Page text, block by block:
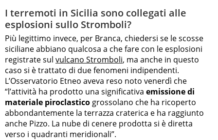
I terremoti in Sicilia sono collegati alle
esplosioni sullo Stromboli?
Più legittimo invece, per Branca, chiedersi se le scosse
siciliane abbiano qualcosa a che fare con le esplosioni
registrate sul vulcano Stromboli, ma anche in questo
caso si è trattato di due fenomeni indipendenti.
L’Osservatorio Etneo aveva reso noto venerdì che
“l’attività ha prodotto una significativa emissione di
materiale piroclastico grossolano che ha ricoperto
abbondantemente la terrazza craterica e ha raggiunto
anche Pizzo. La nube di cenere prodotta si è diretta
verso i quadranti meridionali”.